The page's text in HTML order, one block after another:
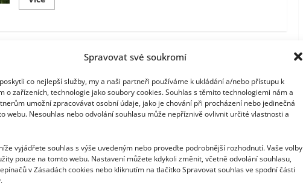
Spravovat své soukromí
co nejlepší služby, my a naši partneři používáme k ukládání a/nebo přístupu k
o zařízeních, technologie jako soubory cookies. Souhlas s těmito technologiemi nám a
umožní zpracovávat osobní údaje, jako je chování při procházení nebo jedinečná
webu. Nesouhlas nebo odvolání souhlasu může nepříznivě ovlivnit určité vlastnosti a
vyjádřete souhlas s výše uvedeným nebo proveďte podrobnější rozhodnutí. Vaše volby
pouze na tomto webu. Nastavení můžete kdykoli změnit, včetně odvolání souhlasu,
v Zásadách cookies nebo kliknutím na tlačítko Spravovat souhlas ve spodní části
more
Krkonošských
pohádkách:
čas
připomenout
si
oblíbené
postavy